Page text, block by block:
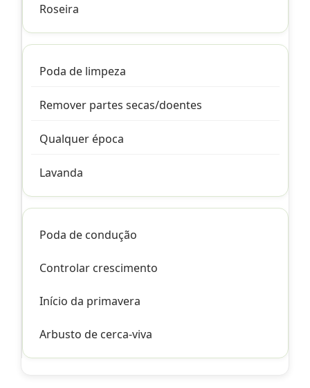
Roseira
Poda de limpeza
Remover partes secas/doentes
Qualquer época
Lavanda
Poda de condução
Controlar crescimento
Início da primavera
Arbusto de cerca-viva